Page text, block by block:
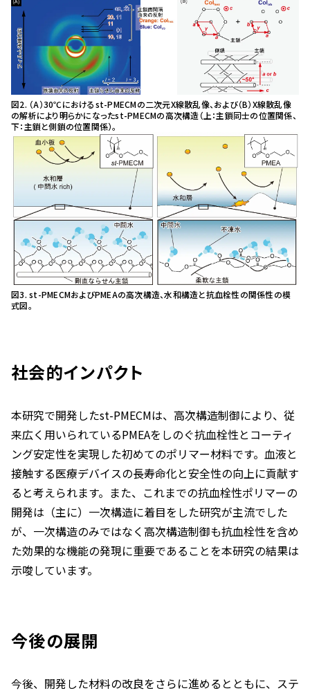
図2. （A）30℃におけるst-PMECMの二次元X線散乱像、および（B）X線散乱像
の解析により明らかになったst-PMECMの高次構造（上：主鎖同士の位置関係、
下：主鎖と側鎖の位置関係）。
図3. st-PMECMおよびPMEAの高次構造、水和構造と抗血栓性の関係性の模
式図。
社会的インパクト
本研究で開発したst-PMECMは、高次構造制御により、従
来広く用いられているPMEAをしのぐ抗血栓性とコーティ
ング安定性を実現した初めてのポリマー材料です。血液と
接触する医療デバイスの長寿命化と安全性の向上に貢献す
ると考えられます。また、これまでの抗血栓性ポリマーの
開発は（主に）一次構造に着目をした研究が主流でした
が、一次構造のみではなく高次構造制御も抗血栓性を含め
た効果的な機能の発現に重要であることを本研究の結果は
示唆しています。
今後の展開
今後、開発した材料の改良をさらに進めるとともに、ステ